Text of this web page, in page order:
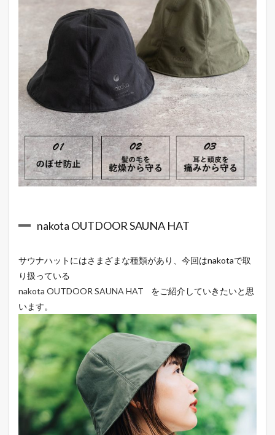
nakota OUTDOOR SAUNA HAT
サウナハットにはさまざまな種類があり、今回はnakotaで取
り扱っている
nakota OUTDOOR SAUNA HAT をご紹介していきたいと思
います。